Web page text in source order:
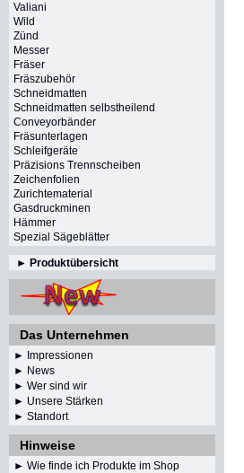
Valiani
Wild
Zünd
Messer
Fräser
Fräszubehör
Schneidmatten
Schneidmatten selbstheilend
Conveyorbänder
Fräsunterlagen
Schleifgeräte
Präzisions Trennscheiben
Zeichenfolien
Zurichtematerial
Gasdruckminen
Hämmer
Spezial Sägeblätter
► Produktübersicht
Das Unternehmen
► Impressionen
► News
► Wer sind wir
► Unsere Stärken
► Standort
Hinweise
► Wie finde ich Produkte im Shop